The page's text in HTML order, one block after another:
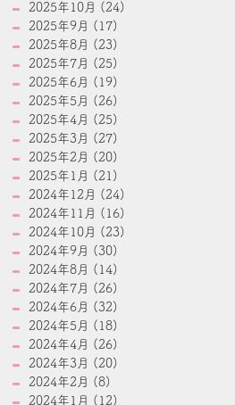
2025年10月 (24)
2025年9月 (17)
2025年8月 (23)
2025年7月 (25)
2025年6月 (19)
2025年5月 (26)
2025年4月 (25)
2025年3月 (27)
2025年2月 (20)
2025年1月 (21)
2024年12月 (24)
2024年11月 (16)
2024年10月 (23)
2024年9月 (30)
2024年8月 (14)
2024年7月 (26)
2024年6月 (32)
2024年5月 (18)
2024年4月 (26)
2024年3月 (20)
2024年2月 (8)
2024年1月 (12)